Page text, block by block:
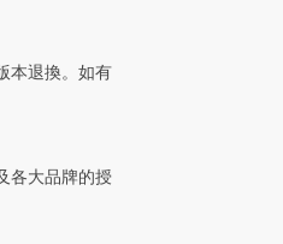
本退換。如有
各大品牌的授